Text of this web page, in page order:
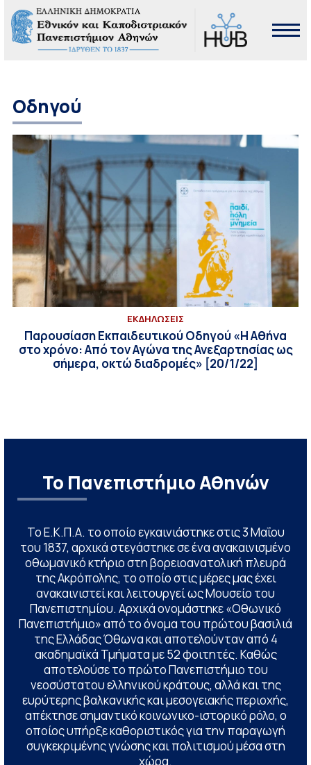
Οδηγού
ΕΚΔΗΛΩΣΕΙΣ
Παρουσίαση Εκπαιδευτικού Οδηγού «Η Αθήνα
στο χρόνο: Από τον Αγώνα της Ανεξαρτησίας ως
σήμερα, οκτώ διαδρομές» [20/1/22]
Το Πανεπιστήμιο Αθηνών
Το Ε.Κ.Π.Α. το οποίο εγκαινιάστηκε στις 3 Μαΐου
του 1837, αρχικά στεγάστηκε σε ένα ανακαινισμένο
οθωμανικό κτήριο στη βορειοανατολική πλευρά
της Ακρόπολης, το οποίο στις μέρες μας έχει
ανακαινιστεί και λειτουργεί ως Μουσείο του
Πανεπιστημίου. Αρχικά ονομάστηκε «Οθωνικό
Πανεπιστήμιο» από το όνομα του πρώτου βασιλιά
της Ελλάδας Όθωνα και αποτελούνταν από 4
ακαδημαϊκά Τμήματα με 52 φοιτητές. Καθώς
αποτελούσε το πρώτο Πανεπιστήμιο του
νεοσύστατου ελληνικού κράτους, αλλά και της
ευρύτερης βαλκανικής και μεσογειακής περιοχής,
απέκτησε σημαντικό κοινωνικο-ιστορικό ρόλο, ο
οποίος υπήρξε καθοριστικός για την παραγωγή
συγκεκριμένης γνώσης και πολιτισμού μέσα στη
χώρα.